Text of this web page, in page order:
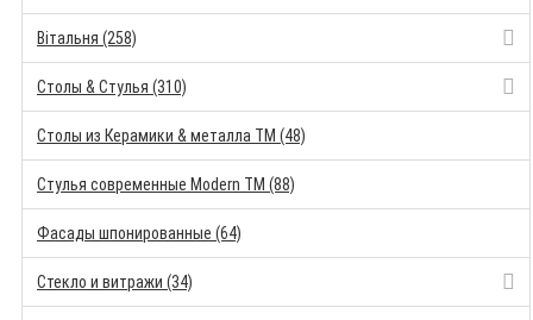
Вітальня (258)
Столы & Стулья (310)
Столы из Керамики & металла TM (48)
Стулья современные Modern TM (88)
Фасады шпонированные (64)
Стекло и витражи (34)